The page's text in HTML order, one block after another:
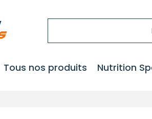
Tous nos produits Nutrition